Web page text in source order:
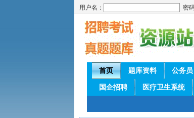
用户名： 密
首页 题库资料 公务员
国企招聘 医疗卫生系统